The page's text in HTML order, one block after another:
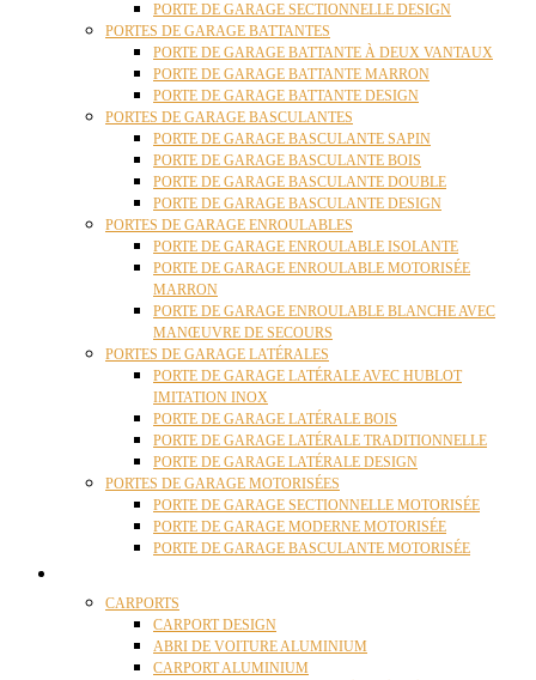
PORTE DE GARAGE SECTIONNELLE DESIGN
PORTES DE GARAGE BATTANTES
PORTE DE GARAGE BATTANTE À DEUX VANTAUX
PORTE DE GARAGE BATTANTE MARRON
PORTE DE GARAGE BATTANTE DESIGN
PORTES DE GARAGE BASCULANTES
PORTE DE GARAGE BASCULANTE SAPIN
PORTE DE GARAGE BASCULANTE BOIS
PORTE DE GARAGE BASCULANTE DOUBLE
PORTE DE GARAGE BASCULANTE DESIGN
PORTES DE GARAGE ENROULABLES
PORTE DE GARAGE ENROULABLE ISOLANTE
PORTE DE GARAGE ENROULABLE MOTORISÉE
MARRON
PORTE DE GARAGE ENROULABLE BLANCHE AVEC
MANŒUVRE DE SECOURS
PORTES DE GARAGE LATÉRALES
PORTE DE GARAGE LATÉRALE AVEC HUBLOT
IMITATION INOX
PORTE DE GARAGE LATÉRALE BOIS
PORTE DE GARAGE LATÉRALE TRADITIONNELLE
PORTE DE GARAGE LATÉRALE DESIGN
PORTES DE GARAGE MOTORISÉES
PORTE DE GARAGE SECTIONNELLE MOTORISÉE
PORTE DE GARAGE MODERNE MOTORISÉE
PORTE DE GARAGE BASCULANTE MOTORISÉE
CARPORTS
CARPORT DESIGN
ABRI DE VOITURE ALUMINIUM
CARPORT ALUMINIUM